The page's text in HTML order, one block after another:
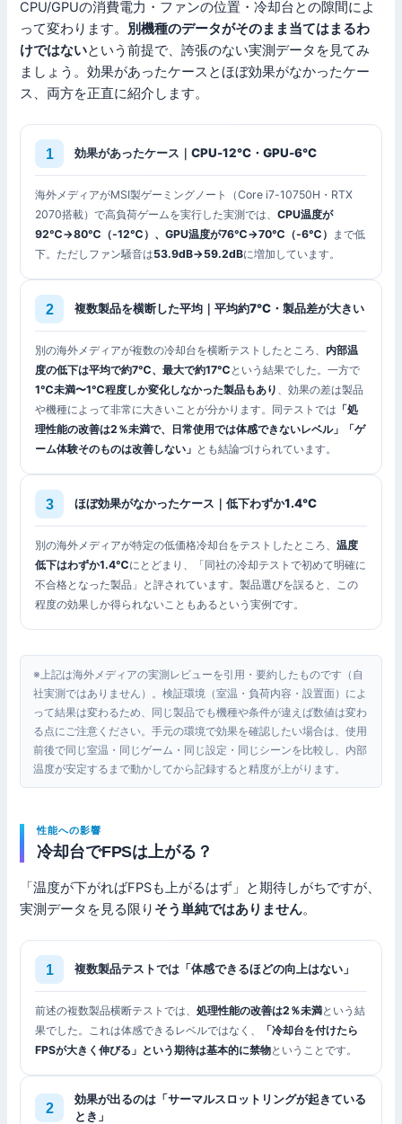
CPU/GPUの消費電力・ファンの位置・冷却台との隙間によ
って変わります。 別機種のデータがそのまま当てはまるわ
けではないという前提で、誇張のない実測データを見てみ
ましょう。効果があったケースとほぼ効果がなかったケー
ス、両方を正直に紹介します。
効果があったケース｜CPU-12℃・GPU-6℃
海外メディアがMSI製ゲーミングノート（Core i7-10750H・RTX
2070搭載）で高負荷ゲームを実行した実測では、CPU温度が
92℃→80℃（-12℃）、GPU温度が76℃→70℃（-6℃） まで低
下。ただしファン騒音は53.9dB→59.2dBに増加しています。
複数製品を横断した平均｜平均約7℃・製品差が大きい
別の海外メディアが複数の冷却台を横断テストしたところ、 内部温
度の低下は平均で約7℃、最大で約17℃ という結果でした。一方で
1℃未満〜1℃程度しか変化しなかった製品もあり
、効果の差は製品
や機種によって非常に大きいことが分かります。同テストでは 「処
理性能の改善は2％未満で、日常使用では体感できないレベル」「ゲ
ーム体験そのものは改善しない」 とも結論づけられています。
ほぼ効果がなかったケース｜低下わずか1.4℃
別の海外メディアが特定の低価格冷却台をテストしたところ、温度
低下はわずか1.4℃にとどまり、「同社の冷却テストで初めて明確に
不合格となった製品」と評されています。製品選びを誤ると、この
程度の効果しか得られないこともあるという実例です。
※上記は海外メディアの実測レビューを引用・要約したものです（自
社実測ではありません）。検証環境（室温・負荷内容・設置面）によ
って結果は変わるため、同じ製品でも機種や条件が違えば数値は変わ
る点にご注意ください。手元の環境で効果を確認したい場合は、使用
前後で同じ室温・同じゲーム・同じ設定・同じシーンを比較し、内部
温度が安定するまで動かしてから記録すると精度が上がります。
性能への影響
冷却台でFPSは上がる？
「温度が下がればFPSも上がるはず」と期待しがちですが、
実測データを見る限り そう単純ではありません。
複数製品テストでは「体感できるほどの向上はない」
前述の複数製品横断テストでは、処理性能の改善は2％未満という結
果でした。これは体感できるレベルではなく、
「冷却台を付けたら
FPSが大きく伸びる」という期待は基本的に禁物ということです。
効果が出るのは「サーマルスロットリングが起きている
とき」